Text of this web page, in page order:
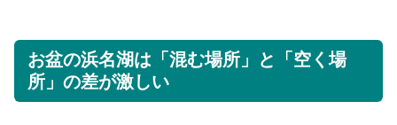
お盆の浜名湖は「混む場所」と「空く場
所」の差が激しい